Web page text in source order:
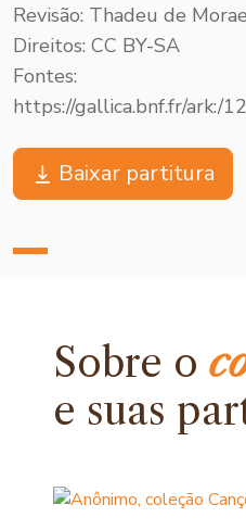
Revisão: Thadeu de
Direitos: CC BY-SA
Fontes:
https://gallica.bnf.fr/ark:/
Baixar partitura
Sobre o
e suas